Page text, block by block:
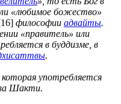
«любимое божество»
философии адвайты.
«правитель» или
в буддизме, в
.
употребляется
Шакти.